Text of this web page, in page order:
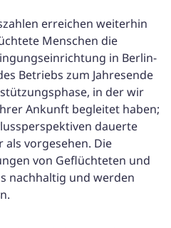
erreichen weiterhin
Menschen die
in Berlin-
Betriebs zum Jahresende
in der wir
Ankunft begleitet haben;
dauerte
vorgesehen. Die
von Geflüchteten und
nachhaltig und werden